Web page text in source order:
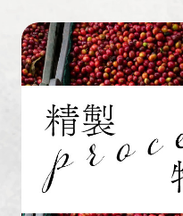
すてきな道
具
業務用
インドネシ
ア